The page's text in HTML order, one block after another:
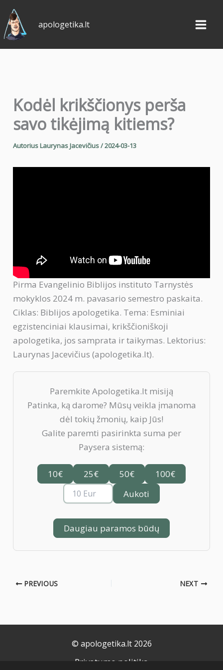
Pereiti
prie
turinio
apologetika.lt
Kodėl krikščionys perša
savo tikėjimą kitiems?
AutoriusLaurynas Jacevičius/2024-03-13
Pirma Evangelinio Biblijos instituto Tarnystės
mokyklos 2024 m. pavasario semestro paskaita.
Ciklas: Biblijos apologetika. Tema: Esminiai
egzistenciniai klausimai, krikščioniškoji
apologetika, jos samprata ir taikymas. Lektorius:
Laurynas Jacevičius (apologetika.lt).
Paremkite Apologetika.lt misiją
Patinka, ką darome? Mūsų veikla įmanoma
dėl tokių žmonių, kaip Jūs!
Galite paremti pasirinkta suma per
Paysera sistemą:
10€ 25€ 50€
100€
Aukoti
Daugiau paramos būdų
PREVIOUS NEXT
© apologetika.lt 2026
Privatumo politika